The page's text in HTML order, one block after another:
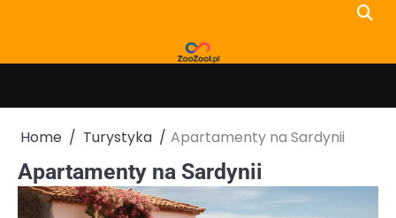
Home Turystyka Apartamenty na Sardynii
Apartamenty na Sardynii